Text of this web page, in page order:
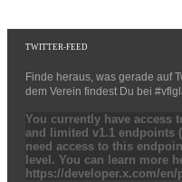
TWITTER-FEED
Finde heraus, was gerade auf
dem Verein findest Du bei
You currently have access
and limited v1.1 endpoints
need access to this
level. You can learn more
https://developer.x.com/